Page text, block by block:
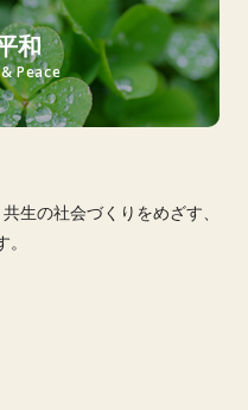
和
Peace
生の社会づくりをめざす、